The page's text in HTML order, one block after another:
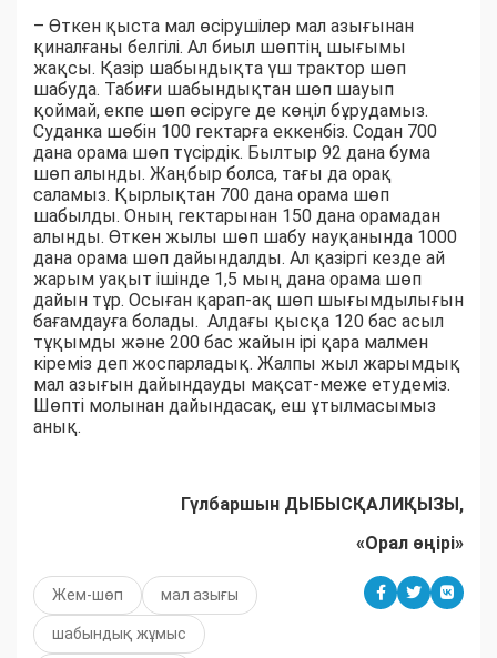
– Өткен қыста мал өсірушілер мал азығынан
қиналғаны белгілі. Ал биыл шөптің шығымы
жақсы. Қазір шабындықта үш трактор шөп
шабуда. Табиғи шабындықтан шөп шауып
қоймай, екпе шөп өсіруге де көңіл бұрудамыз.
Суданка шөбін 100 гектарға еккенбіз. Содан 700
дана орама шөп түсірдік. Былтыр 92 дана бума
шөп алынды. Жаңбыр болса, тағы да орақ
саламыз. Қырлықтан 700 дана орама шөп
шабылды. Оның гектарынан 150 дана орамадан
алынды. Өткен жылы шөп шабу науқанында 1000
дана орама шөп дайындалды. Ал қазіргі кезде ай
жарым уақыт ішінде 1,5 мың дана орама шөп
дайын тұр. Осыған қарап-ақ шөп шығымдылығын
бағамдауға болады. Алдағы қысқа 120 бас асыл
тұқымды және 200 бас жайын ірі қара малмен
кіреміз деп жоспарладық. Жалпы жыл жарымдық
мал азығын дайындауды мақсат-меже етудеміз.
Шөпті молынан дайындасақ, еш ұтылмасымыз
анық.
Гүлбаршын ДЫБЫСҚАЛИҚЫЗЫ,
«Орал өңірі»
Жем-шөп мал азығы
шабындық жұмыс